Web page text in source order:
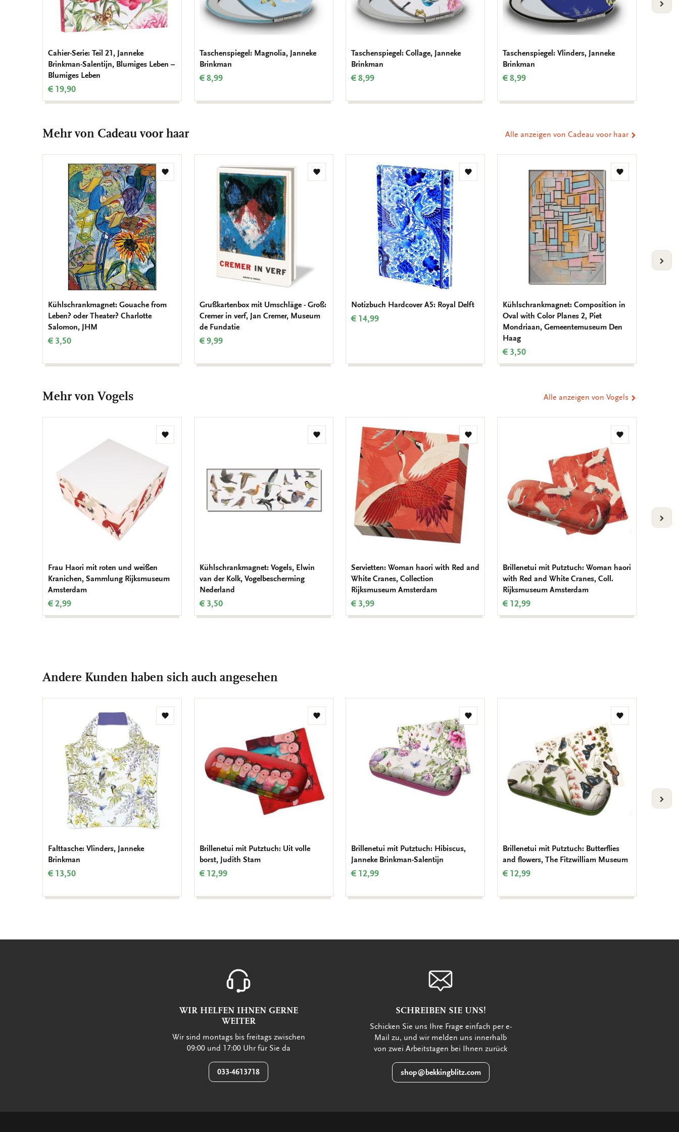
Cahier-Serie: Teil 21, Janneke
Brinkman-Salentijn, Blumiges Leben –
Blumiges Leben
€ 19,90
Taschenspiegel: Magnolia, Janneke
Brinkman
€ 8,99
Taschenspiegel: Collage, Janneke
Brinkman
€ 8,99
Taschenspiegel: Vlinders, Janneke
Brinkman
€ 8,99
Mehr von Cadeau voor haar Alle anzeigen von Cadeau voor haar
Zur
Kühlschrankmagnet: Gouache from
Leben? oder Theater? Charlotte
Salomon, JHM
€ 3,50
Zur
Grußkartenbox mit Umschläge - Groß:
Cremer in verf, Jan Cremer, Museum
de Fundatie
€ 9,99
Zur
Notizbuch Hardcover A5: Royal Delft
€ 14,99
Zur
Kühlschrankmagnet: Composition in
Oval with Color Planes 2, Piet
Mondriaan, Gemeentemuseum Den
Haag
€ 3,50
Mehr von Vogels Alle anzeigen von Vogels
Zur
Frau Haori mit roten und weißen
Kranichen, Sammlung Rijksmuseum
Amsterdam
€ 2,99
Zur
Kühlschrankmagnet: Vogels, Elwin
van der Kolk, Vogelbescherming
Nederland
€ 3,50
Zur
Wunschliste
hinzufügen
Servietten: Woman haori with Red and
White Cranes, Collection
Rijksmuseum Amsterdam
€ 3,99
Zur
Brillenetui mit Putztuch: Woman haori
with Red and White Cranes, Coll.
Rijksmuseum Amsterdam
€ 12,99
Andere Kunden haben sich auch angesehen
Zur
Falttasche: Vlinders, Janneke
Brinkman
€ 13,50
Zur
Brillenetui mit Putztuch: Uit volle
borst, Judith Stam
€ 12,99
Zur
Brillenetui mit Putztuch: Hibiscus,
Janneke Brinkman-Salentijn
€ 12,99
Zur
Brillenetui mit Putztuch: Butterflies
and flowers, The Fitzwilliam Museum
€ 12,99
WIR HELFEN IHNEN GERNE
WEITER
Wir sind montags bis freitags zwischen
09:00 und 17:00 Uhr für Sie da
033-4613718
SCHREIBEN SIE UNS!
Schicken Sie uns Ihre Frage einfach per e-
Mail zu, und wir melden uns innerhalb
von zwei Arbeitstagen bei Ihnen zurück
shop@bekkingblitz.com